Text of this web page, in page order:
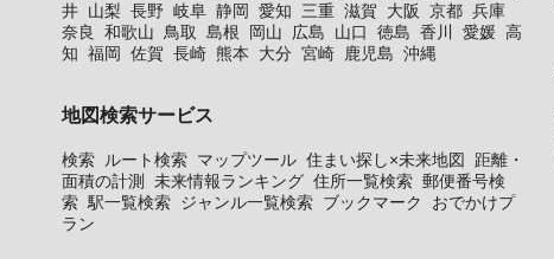
井 山梨 長野 岐阜 静岡 愛知 三重 滋賀 大阪 京都 兵庫
奈良
和歌山 鳥取 島根 岡山 広島 山口 徳島 香川 愛媛 高
知 福岡 佐賀 長崎 熊本 大分 宮崎 鹿児島 沖縄
地図検索サービス
検索 ルート検索 マップツール 住まい探し×未来地図
距離・
面積の計測
未来情報ランキング 住所一覧検索 郵便番号検
索 駅一覧検索 ジャンル一覧検索 ブックマーク
おでかけプ
ラン